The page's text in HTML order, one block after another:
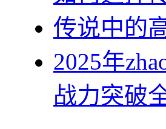
传说中的
2025年
战力突破